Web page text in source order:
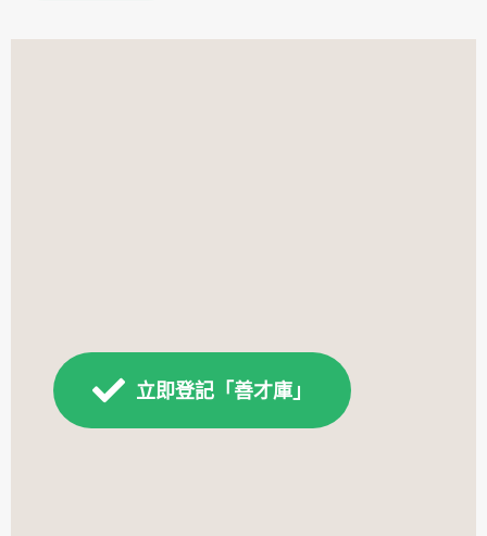
立即登記「善才庫」